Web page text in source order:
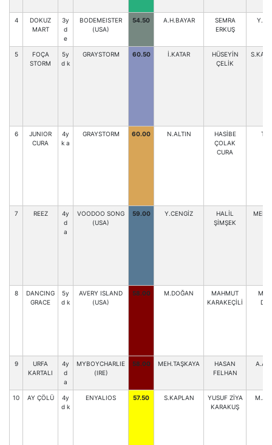
4
DOKUZ
MART
3y
d
e
BODEMEISTER
(USA)
54.50 A.H.BAYAR
SEMRA
ERKUŞ
5
FOÇA
STORM
5y
d k
GRAYSTORM 60.50 İ.KATAR
HÜSEYİN
ÇELİK
6
JUNIOR
CURA
4y
k a
GRAYSTORM 60.00 N.ALTIN
HASİBE
ÇOLAK
CURA
7 REEZ
4y
d
a
VOODOO SONG
(USA)
59.00 Y.CENGİZ
HALİL
ŞİMŞEK
8
DANCING
GRACE
5y
d k
AVERY ISLAND
(USA)
58.00 M.DOĞAN
MAHMUT
KARAKEÇİLİ
9
URFA
KARTALI
4y
d
a
MYBOYCHARLIE
(IRE)
58.00 MEH.TAŞKAYA
HASAN
FELHAN
10 AY ÇÖLÜ
4y
d k
ENYALIOS 57.50 S.KAPLAN
YUSUF ZİYA
KARAKUŞ